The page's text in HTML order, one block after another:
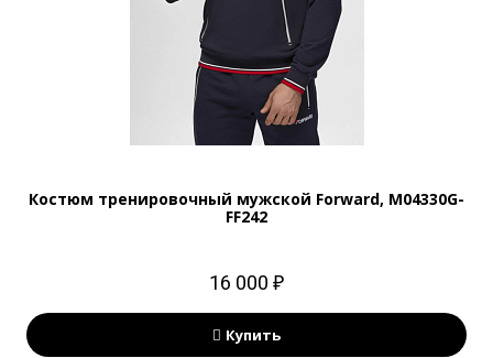
Костюм тренировочный мужской Forward, M04330G-
FF242
16 000 ₽
Купить